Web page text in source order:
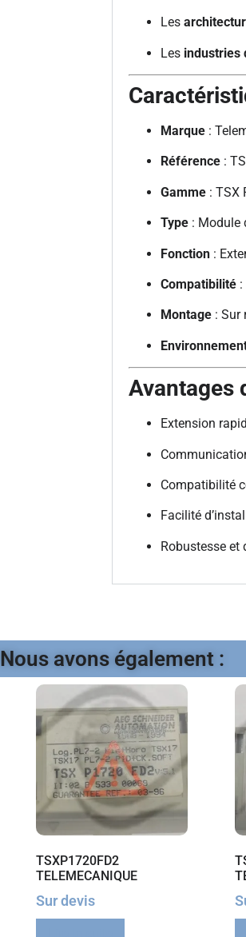
Les
Les industries
Marque :
Référence :
Gamme : TSX
Type : Module
Fonction :
Compatibilité
Montage : Sur
Avantages
Extension
Compatibilité
Facilité
Robustesse
Nous avons également :
TSXP1720FD2
TELEMECANIQUE
Sur devis